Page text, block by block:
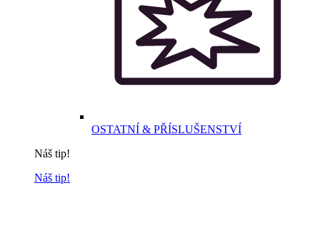
OSTATNÍ & PŘÍSLUŠENSTVÍ
Náš tip!
Náš tip!